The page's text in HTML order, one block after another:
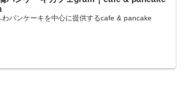
わパンケーキを中心に提供するcafe & pancake